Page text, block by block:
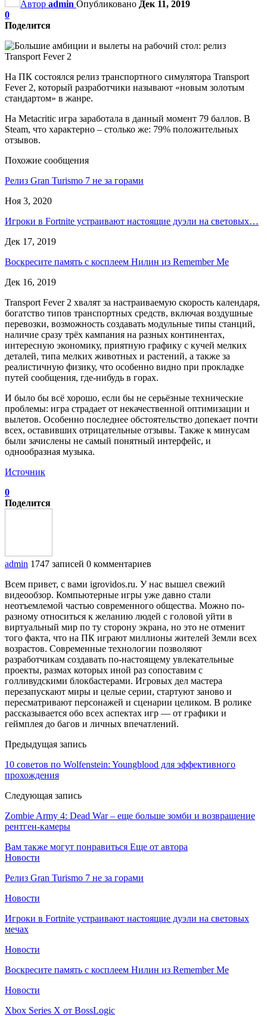
Автор admin Опубликовано Дек 11, 2019
0
Поделится
На ПК состоялся релиз транспортного симулятора Transport
Fever 2, который разработчики называют «новым золотым
стандартом» в жанре.
На Metacritic игра заработала в данный момент 79 баллов. В
Steam, что характерно – столько же: 79% положительных
отзывов.
Похожие сообщения
Релиз Gran Turismo 7 не за горами
Ноя 3, 2020
Игроки в Fortnite устраивают настоящие дуэли на световых…
Дек 17, 2019
Воскресите память с косплеем Нилин из Remember Me
Дек 16, 2019
Transport Fever 2 хвалят за настраиваемую скорость календаря,
богатство типов транспортных средств, включая воздушные
перевозки, возможность создавать модульные типы станций,
наличие сразу трёх кампания на разных континентах,
интересную экономику, приятную графику с кучей мелких
деталей, типа мелких животных и растений, а также за
реалистичную физику, что особенно видно при прокладке
путей сообщения, где-нибудь в горах.
И было бы всё хорошо, если бы не серьёзные технические
проблемы: игра страдает от некачественной оптимизации и
вылетов. Особенно последнее обстоятельство допекает почти
всех, оставивших отрицательные отзывы. Также к минусам
были зачислены не самый понятный интерфейс, и
однообразная музыка.
Источник
0
Поделится
admin 1747 записей 0 комментариев
Всем привет, с вами igrovidos.ru. У нас вышел свежий
видеообзор. Компьютерные игры уже давно стали
неотъемлемой частью современного общества. Можно по-
разному относиться к желанию людей с головой уйти в
виртуальный мир по ту сторону экрана, но это не отменит
того факта, что на ПК играют миллионы жителей Земли всех
возрастов. Современные технологии позволяют
разработчикам создавать по-настоящему увлекательные
проекты, размах которых иной раз сопоставим с
голливудскими блокбастерами. Игровых дел мастера
перезапускают миры и целые серии, стартуют заново и
пересматривают персонажей и сценарии целиком. В ролике
рассказывается обо всех аспектах игр — от графики и
геймплея до багов и личных впечатлений.
Предыдущая запись
10 советов по Wolfenstein: Youngblood для эффективного
прохождения
Следующая запись
Zombie Army 4: Dead War – еще больше зомби и возвращение
рентген-камеры
Вам также могут понравиться Еще от автора
Новости
Релиз Gran Turismo 7 не за горами
Новости
Игроки в Fortnite устраивают настоящие дуэли на световых
мечах
Новости
Воскресите память с косплеем Нилин из Remember Me
Новости
Xbox Series X от BossLogic